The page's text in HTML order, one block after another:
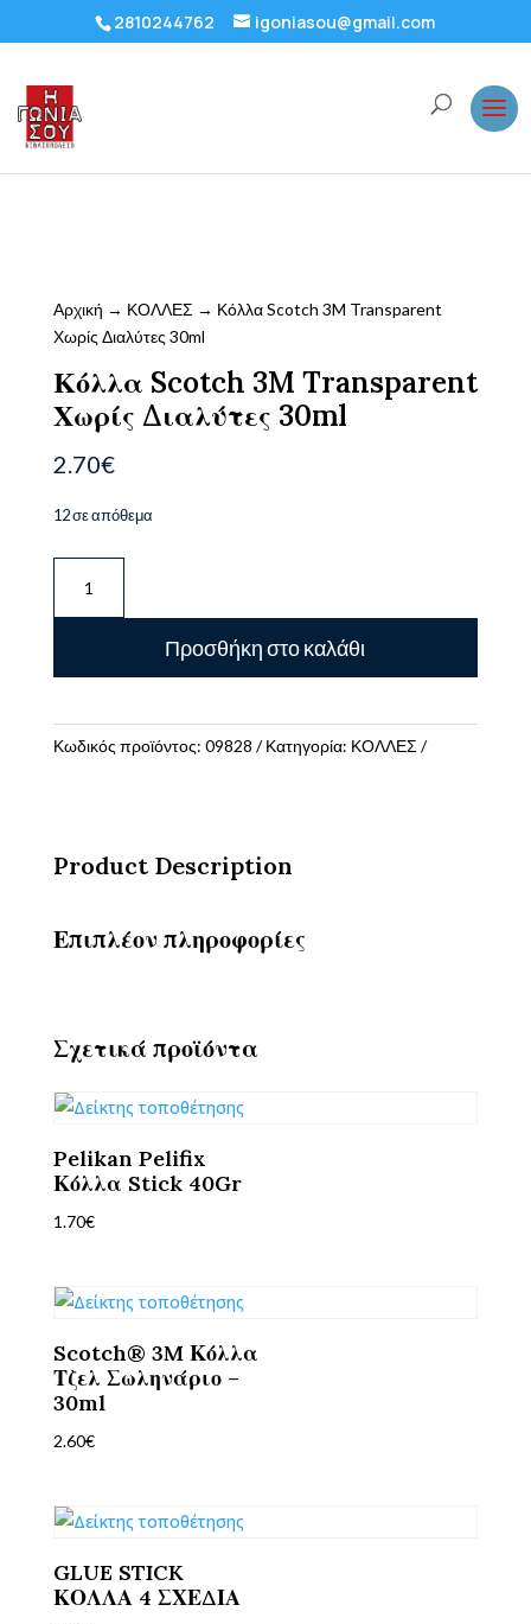
2810244762 igoniasou@gmail.com
Αρχική → ΚΟΛΛΕΣ → Κόλλα Scotch 3M Transparent
Χωρίς Διαλύτες 30ml
Κόλλα Scotch 3M Transparent
Χωρίς Διαλύτες 30ml
2.70€
12 σε απόθεμα
Scotch
3M
Χωρίς
ποσότητα
Προσθήκη στο καλάθι
Κωδικός προϊόντος: 09828 Κατηγορία: ΚΟΛΛΕΣ
Product Description
Επιπλέον πληροφορίες
Σχετικά προϊόντα
Pelikan Pelifix
Κόλλα Stick 40Gr
1.70€
Scotch® 3M Κόλλα
Τζελ Σωληνάριο –
30ml
2.60€
GLUE STICK
ΚΟΛΛΑ 4 ΣΧΕΔΙΑ